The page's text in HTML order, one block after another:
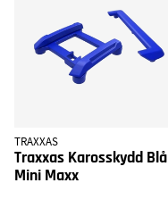
TRAXXAS
Traxxas Karosskydd Blå
Mini Maxx